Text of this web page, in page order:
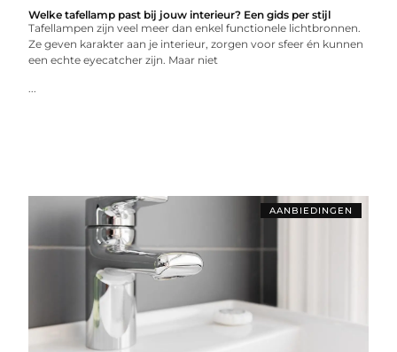
Welke tafellamp past bij jouw interieur? Een gids per stijl
Tafellampen zijn veel meer dan enkel functionele lichtbronnen.
Ze geven karakter aan je interieur, zorgen voor sfeer én kunnen
een echte eyecatcher zijn. Maar niet
...
AANBIEDINGEN